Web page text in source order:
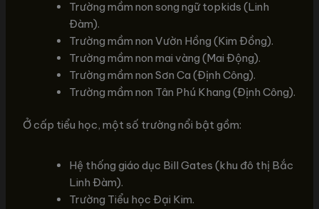
Trường mầm non song ngữ topkids (Linh
Đàm).
Trường mầm non Vườn Hồng (Kim Đồng).
Trường mầm non mai vàng (Mai Động).
Trường mầm non Sơn Ca (Định Công).
Trường mầm non Tân Phú Khang (Định Công).
Ở cấp tiểu học, một số trường nổi bật gồm:
Hệ thống giáo dục Bill Gates (khu đô thị Bắc
Linh Đàm).
Trường Tiểu học Đại Kim.